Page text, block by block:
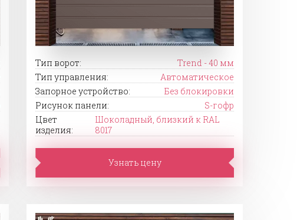
Тип ворот:
Trend - 40 мм
Тип управления:
Автоматическое
Запорное устройство:
Без блокировки
Рисунок панели:
S-гофр
Цвет
изделия:
Шоколадный, близкий к RAL
8017
Узнать цену